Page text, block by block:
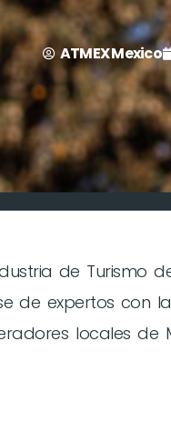
ATMEX Mexico
de Turismo
de expertos con
locales de